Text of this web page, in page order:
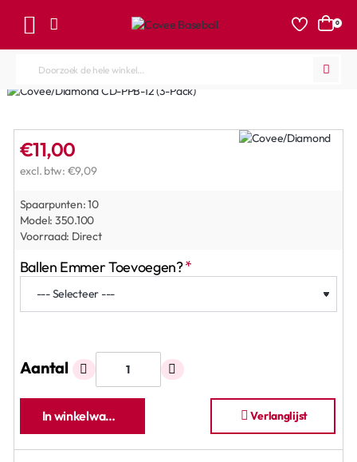
0
Doorzoek
de
winkel...
Spaarpunten:10
Model: 350.100
Voorraad: Direct
€11,00
excl. btw: €9,09
Ballen Emmer Toevoegen?
Aantal
In winkelwagen Verlanglijst